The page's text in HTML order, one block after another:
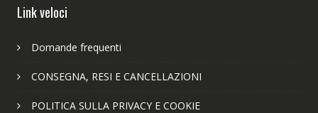
Link veloci
Domande frequenti
CONSEGNA, RESI E CANCELLAZIONI
POLITICA SULLA PRIVACY E COOKIE